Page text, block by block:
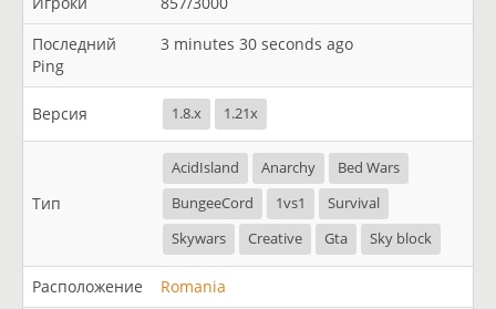
Последний
Ping
3 minutes 30 seconds ago
Версия 1.8.x 1.21x
Тип
AcidIsland Anarchy
Bed Wars
BungeeCord
1vs1
Survival
Skywars
Creative Gta Sky block
Расположение Romania